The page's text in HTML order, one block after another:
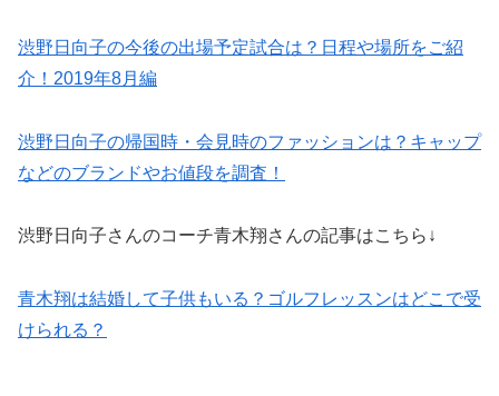
渋野日向子の今後の出場予定試合は？日程や場所をご紹
介！2019年8月編
渋野日向子の帰国時・会見時のファッションは？キャップ
などのブランドやお値段を調査！
渋野日向子さんのコーチ青木翔さんの記事はこちら↓
青木翔は結婚して子供もいる？ゴルフレッスンはどこで受
けられる？